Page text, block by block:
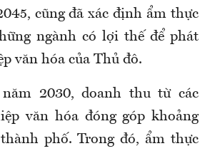
cũng đã xác định ẩm thực
ngành có lợi thế để phát
văn hóa của Thủ đô.
2030, doanh thu từ các
văn hóa đóng góp khoảng
phố. Trong đó, ẩm thực